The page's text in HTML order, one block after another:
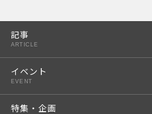
記事
ARTICLE
イベント
EVENT
特集・企画